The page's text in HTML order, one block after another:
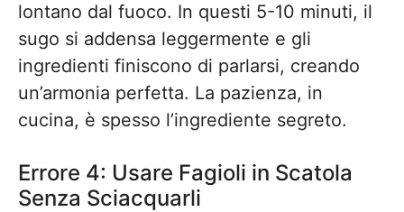
lontano dal fuoco. In questi 5-10 minuti, il
sugo si addensa leggermente e gli
ingredienti finiscono di parlarsi, creando
un’armonia perfetta. La pazienza, in
cucina, è spesso l’ingrediente segreto.
Errore 4: Usare Fagioli in Scatola
Senza Sciacquarli